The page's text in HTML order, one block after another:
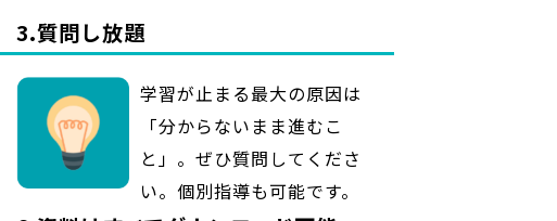
3.質問し放題
学習が止まる最大の原因は
「分からないまま進むこ
と」。ぜひ質問してくださ
い。個別指導も可能です。